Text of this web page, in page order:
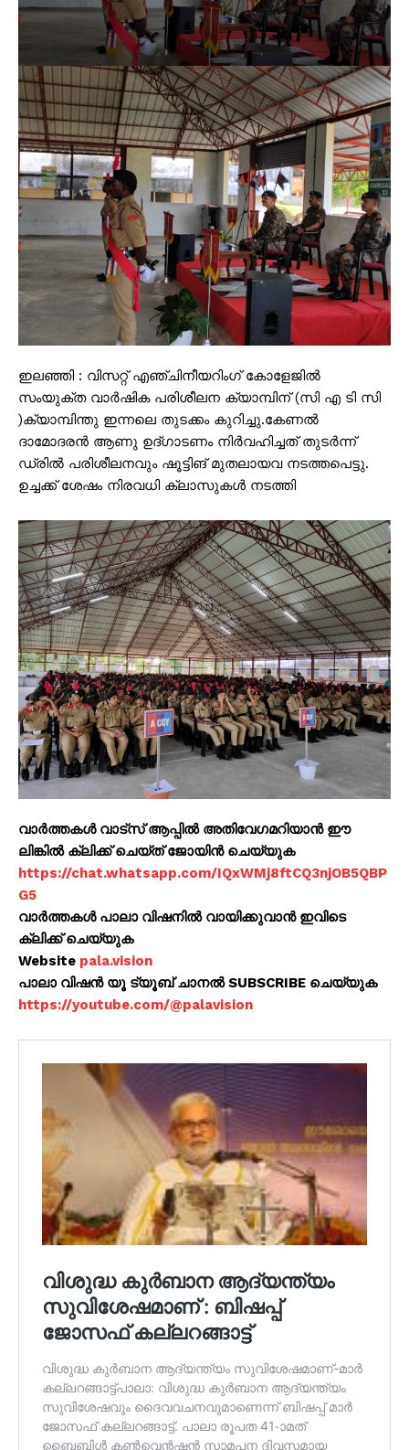
ഇലഞ്ഞി : വിസറ്റ് എഞ്ചിനീയറിംഗ് കോളേജിൽ
സംയുക്ത വാർഷിക പരിശീലന ക്യാമ്പിന് (സി എ ടി സി
)ക്യാമ്പിന്തു ഇന്നലെ തുടക്കം കുറിച്ചു.കേണൽ
ദാമോദരൻ ആണു ഉദ്ഗാടണം നിർവഹിച്ചത് തുടർന്ന്
ഡ്രിൽ പരിശീലനവും ഷൂട്ടിങ് മുതലായവ നടത്തപെട്ടു.
ഉച്ചക്ക് ശേഷം നിരവധി ക്ലാസുകൾ നടത്തി
വാർത്തകൾ വാട്സ് ആപ്പിൽ അതിവേഗമറിയാൻ ഈ
ലിങ്കിൽ ക്ലിക്ക് ചെയ്ത് ജോയിൻ ചെയ്യുക
https://chat.whatsapp.com/IQxWMj8ftCQ3njOB5QBP
G5
വാർത്തകൾ പാലാ വിഷനിൽ വായിക്കുവാൻ ഇവിടെ
ക്ലിക്ക് ചെയ്യുക
Website pala.vision
പാലാ വിഷൻ യൂ ട്യൂബ് ചാനൽ SUBSCRIBE ചെയ്യുക
https://youtube.com/@palavision